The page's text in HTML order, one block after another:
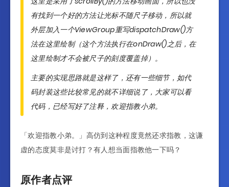
有找到一个好的方法让光标不随尺子移动，所以就
外层加入一个ViewGroup重写dispatchDraw()方
法在这里绘制（这个方法执行在onDraw()之后，在
这里绘制才不会被尺子的刻度覆盖掉）。
主要的实现思路就是这样了，还有一些细节，如代
码封装这些比较常见的就不详细说了，大家可以看
代码，已经写好了注释，欢迎指教小弟。
「欢迎指教小弟。」高仿到这种程度竟然还求指教，这谦
虚的态度莫非是讨打？有人想当面指教他一下吗？
原作者点评